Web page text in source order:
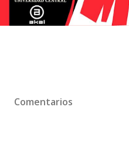
Comentarios